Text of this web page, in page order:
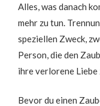
Alles, was danach
mehr zu tun.
speziellen Zweck,
Person, die den
ihre verlorene Liebe
Bevor du einen